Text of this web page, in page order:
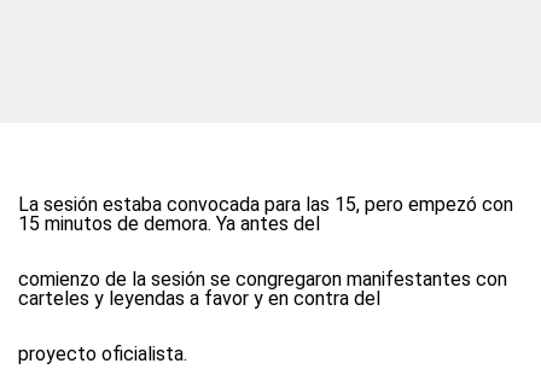
La sesión estaba convocada para las 15, pero empezó con
15 minutos de demora. Ya antes del
comienzo de la sesión se congregaron manifestantes con
carteles y leyendas a favor y en contra del
proyecto oficialista.